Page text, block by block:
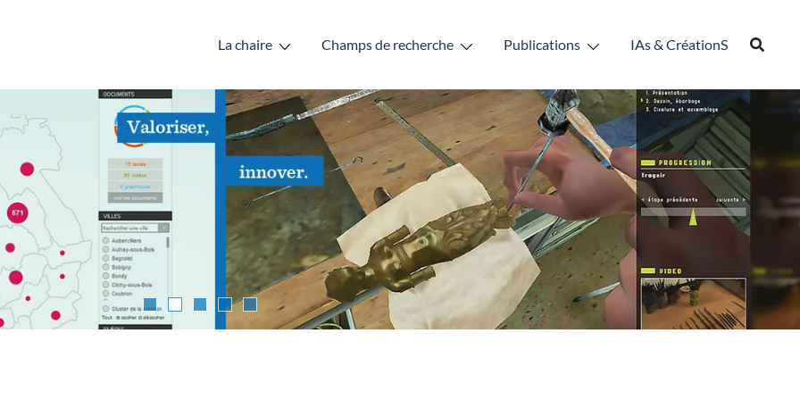
La chaire Champs de recherche Publications IAs & CréationS